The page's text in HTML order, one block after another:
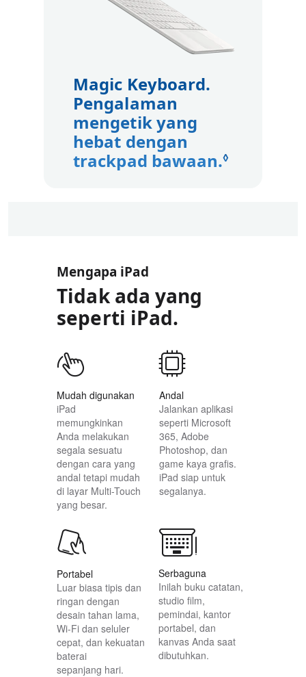
Magic Keyboard.
Pengalaman
mengetik yang
hebat dengan
trackpad bawaan.◊
Mengapa iPad
Tidak ada yang
seperti iPad.
Mudah digunakan
iPad
memungkinkan
Anda melakukan
segala sesuatu
dengan cara yang
andal tetapi mudah
di layar Multi-Touch
yang besar.
Andal
Jalankan aplikasi
seperti Microsoft
365, Adobe
Photoshop, dan
game kaya grafis.
iPad siap untuk
segalanya.
Portabel
Luar biasa tipis dan
ringan dengan
desain tahan lama,
Wi-Fi dan seluler
cepat, dan kekuatan
baterai
sepanjang hari.
Serbaguna
Inilah buku catatan,
studio film,
pemindai, kantor
portabel, dan
kanvas Anda saat
dibutuhkan.